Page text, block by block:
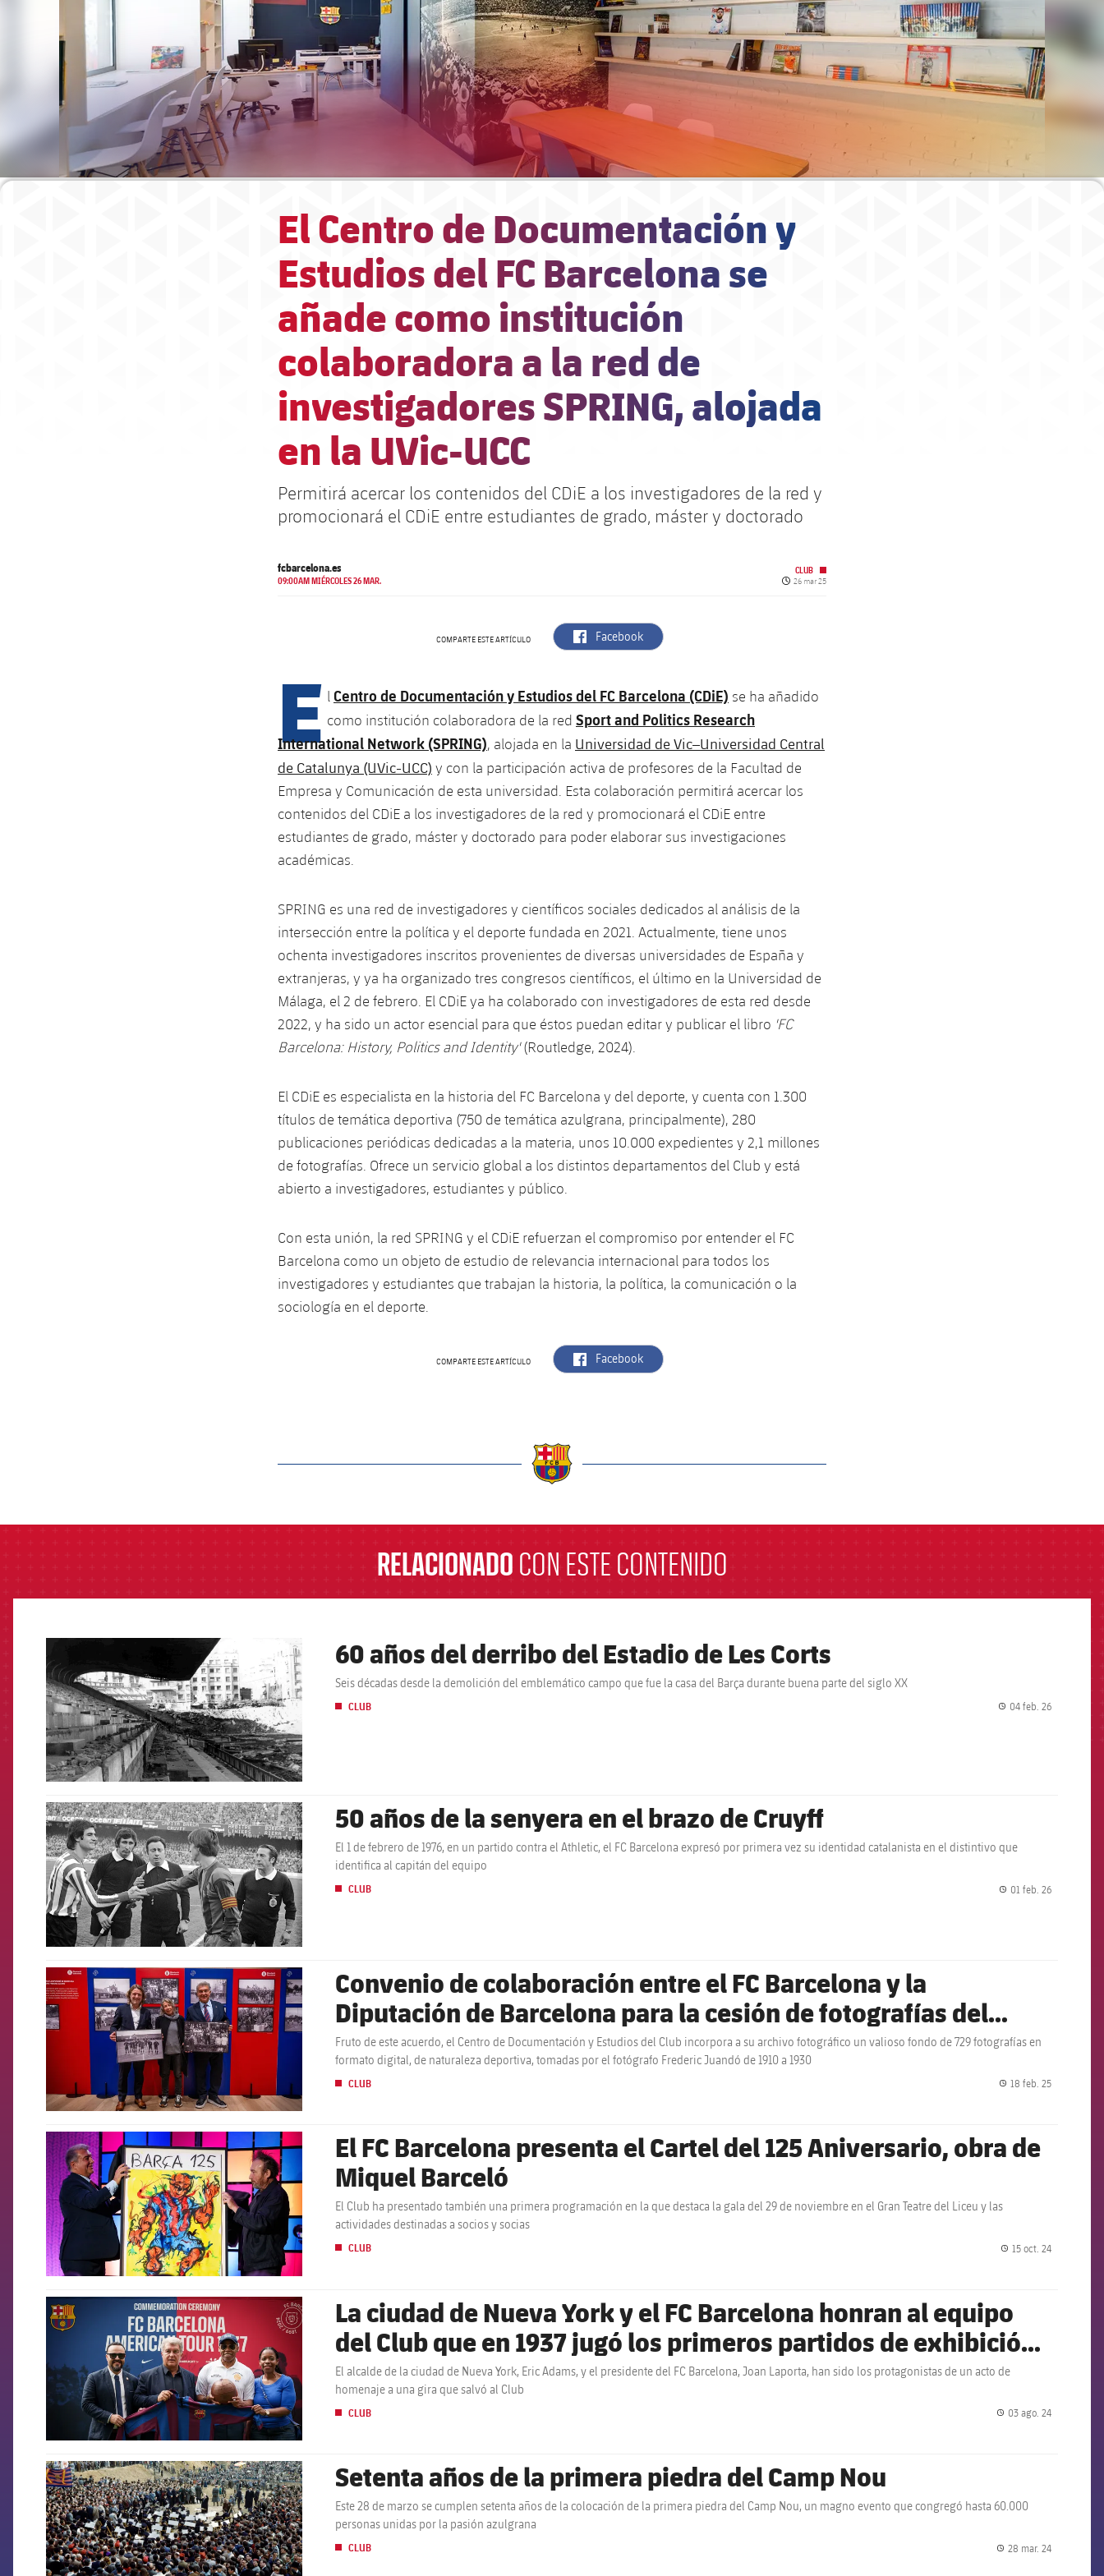
El Centro de Documentación y
Estudios del FC Barcelona se
añade como institución
colaboradora a la red de
investigadores SPRING, alojada
en la UVic-UCC
Permitirá acercar los contenidos del CDiE a los investigadores de la red y
promocionará el CDiE entre estudiantes de grado, máster y doctorado
fcbarcelona.es
09:00AM MIÉRCOLES 26 MAR.
CLUB
Fecha de publicación
26 mar 25
COMPARTE ESTE ARTÍCULO label.aria.facebook
Facebook
E l Centro de Documentación y Estudios del FC Barcelona (CDiE) se ha añadido
como institución colaboradora de la red Sport and Politics Research
International Network (SPRING), alojada en la Universidad de Vic–Universidad Central
de Catalunya (UVic-UCC) y con la participación activa de profesores de la Facultad de
Empresa y Comunicación de esta universidad. Esta colaboración permitirá acercar los
contenidos del CDiE a los investigadores de la red y promocionará el CDiE entre
estudiantes de grado, máster y doctorado para poder elaborar sus investigaciones
académicas.
SPRING es una red de investigadores y científicos sociales dedicados al análisis de la
intersección entre la política y el deporte fundada en 2021. Actualmente, tiene unos
ochenta investigadores inscritos provenientes de diversas universidades de España y
extranjeras, y ya ha organizado tres congresos científicos, el último en la Universidad de
Málaga, el 2 de febrero. El CDiE ya ha colaborado con investigadores de esta red desde
2022, y ha sido un actor esencial para que éstos puedan editar y publicar el libro FC
Barcelona: History, Politics and Identity'(Routledge, 2024).
El CDiE es especialista en la historia del FC Barcelona y del deporte, y cuenta con 1.300
títulos de temática deportiva (750 de temática azulgrana, principalmente), 280
publicaciones periódicas dedicadas a la materia, unos 10.000 expedientes y 2,1 millones
de fotografías. Ofrece un servicio global a los distintos departamentos del Club y está
abierto a investigadores, estudiantes y público.
Con esta unión, la red SPRING y el CDiE refuerzan el compromiso por entender el FC
Barcelona como un objeto de estudio de relevancia internacional para todos los
investigadores y estudiantes que trabajan la historia, la política, la comunicación o la
sociología en el deporte.
COMPARTE ESTE ARTÍCULO label.aria.facebook
Facebook
RELACIONADO CON ESTE CONTENIDO
60 años del derribo del Estadio de Les Corts
Seis décadas desde la demolición del emblemático campo que fue la casa del Barça durante buena parte del siglo XX
CLUB 04 feb. 26
FCB Barcelona badge 50 años de la senyera en el brazo de Cruyff
El 1 de febrero de 1976, en un partido contra el Athletic, el FC Barcelona expresó por primera vez su identidad catalanista en el distintivo que
identifica al capitán del equipo
CLUB 01 feb. 26
FCB Barcelona badge
Convenio de colaboración entre el FC Barcelona y la
Diputación de Barcelona para la cesión de fotografías del
fondo Frederic Juandó
Fruto de este acuerdo, el Centro de Documentación y Estudios del Club incorpora a su archivo fotográfico un valioso fondo de 729 fotografías en
formato digital, de naturaleza deportiva, tomadas por el fotógrafo Frederic Juandó de 1910 a 1930
CLUB 18 feb. 25
FCB Barcelona badge
El FC Barcelona presenta el Cartel del 125 Aniversario, obra de
Miquel Barceló
El Club ha presentado también una primera programación en la que destaca la gala del 29 de noviembre en el Gran Teatre del Liceu y las
actividades destinadas a socios y socias
CLUB 15 oct. 24
FCB Barcelona badge
La ciudad de Nueva York y el FC Barcelona honran al equipo
del Club que en 1937 jugó los primeros partidos de exhibición
en Estados Unidos en Brooklyn
El alcalde de la ciudad de Nueva York, Eric Adams, y el presidente del FC Barcelona, ​​Joan Laporta, han sido los protagonistas de un acto de
homenaje a una gira que salvó al Club
CLUB 03 ago. 24
FCB Barcelona badge Setenta años de la primera piedra del Camp Nou
Este 28 de marzo se cumplen setenta años de la colocación de la primera piedra del Camp Nou, un magno evento que congregó hasta 60.000
personas unidas por la pasión azulgrana
CLUB 28 mar. 24